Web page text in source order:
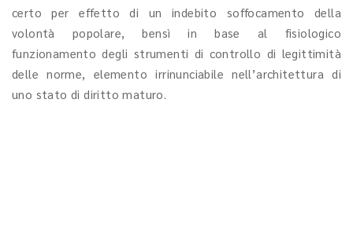
certo per effetto di un indebito soffocamento della
volontà popolare, bensì in base al fisiologico
funzionamento degli strumenti di controllo di legittimità
delle norme, elemento irrinunciabile nell’architettura di
uno stato di diritto maturo.